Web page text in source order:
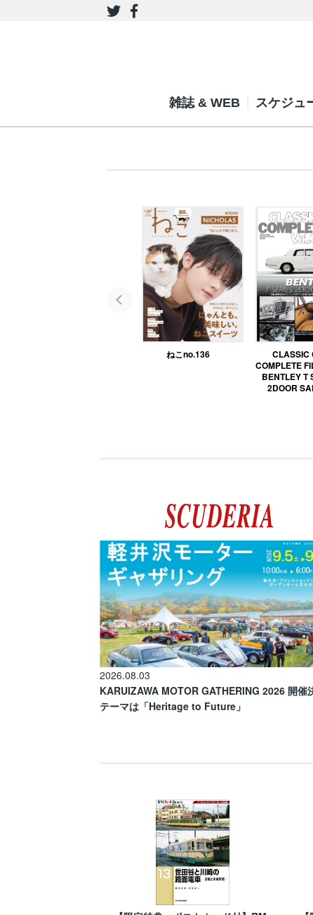
雑誌 & WEB スケジュ
ねこno.136
CLASSIC
COMPLETE
BENTLEY T
2DOOR
2026.08.03
KARUIZAWA MOTOR GATHERING 2026 開催
テーマは「Heritage to Future」